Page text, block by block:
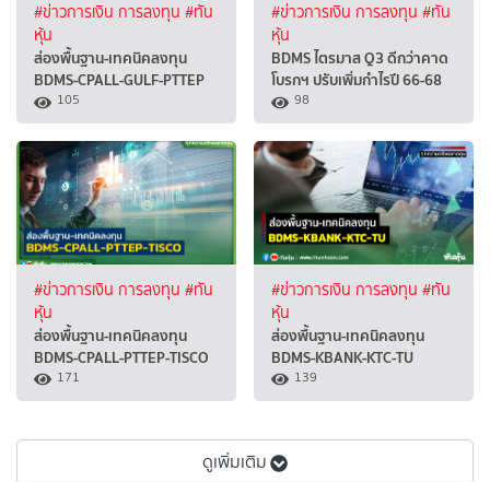
#ข่าวการเงิน การลงทุน #ทัน
หุ้น
ส่องพื้นฐาน-เทคนิคลงทุน
BDMS-CPALL-GULF-PTTEP
105
#ข่าวการเงิน การลงทุน #ทัน
หุ้น
BDMS ไตรมาส Q3 ดีกว่าคาด
โบรกฯ ปรับเพิ่มกำไรปี 66-68
98
#ข่าวการเงิน การลงทุน #ทัน
หุ้น
ส่องพื้นฐาน-เทคนิคลงทุน
BDMS-CPALL-PTTEP-TISCO
171
#ข่าวการเงิน การลงทุน #ทัน
หุ้น
ส่องพื้นฐาน-เทคนิคลงทุน
BDMS-KBANK-KTC-TU
139
ดูเพิ่มเติม